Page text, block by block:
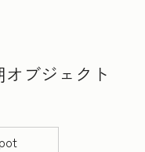
オブジェクト